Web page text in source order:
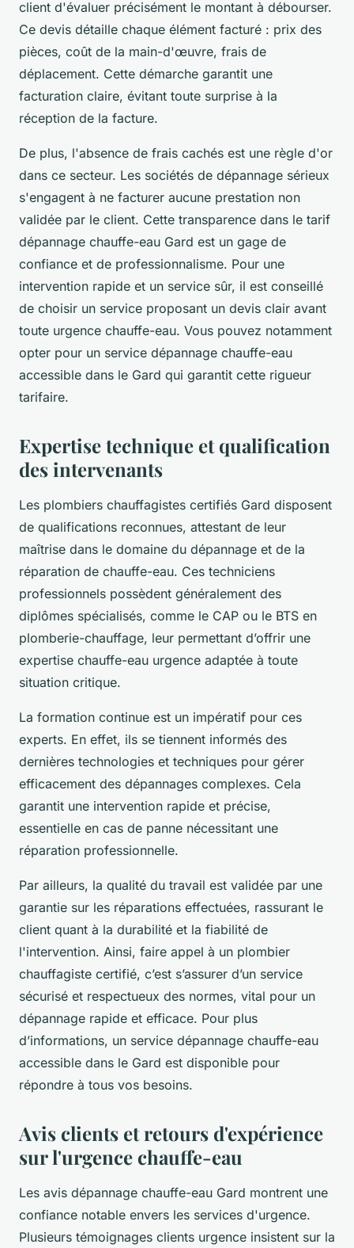
client d'évaluer précisément le montant à débourser.
Ce devis détaille chaque élément facturé : prix des
pièces, coût de la main-d'œuvre, frais de
déplacement. Cette démarche garantit une
facturation claire, évitant toute surprise à la
réception de la facture.
De plus, l'absence de frais cachés est une règle d'or
dans ce secteur. Les sociétés de dépannage sérieux
s'engagent à ne facturer aucune prestation non
validée par le client. Cette transparence dans le tarif
dépannage chauffe-eau Gard est un gage de
confiance et de professionnalisme. Pour une
intervention rapide et un service sûr, il est conseillé
de choisir un service proposant un devis clair avant
toute urgence chauffe-eau. Vous pouvez notamment
opter pour un service dépannage chauffe-eau
accessible dans le Gard qui garantit cette rigueur
tarifaire.
Expertise technique et qualification
des intervenants
Les plombiers chauffagistes certifiés Gard disposent
de qualifications reconnues, attestant de leur
maîtrise dans le domaine du dépannage et de la
réparation de chauffe-eau. Ces techniciens
professionnels possèdent généralement des
diplômes spécialisés, comme le CAP ou le BTS en
plomberie-chauffage, leur permettant d’offrir une
expertise chauffe-eau urgence adaptée à toute
situation critique.
La formation continue est un impératif pour ces
experts. En effet, ils se tiennent informés des
dernières technologies et techniques pour gérer
efficacement des dépannages complexes. Cela
garantit une intervention rapide et précise,
essentielle en cas de panne nécessitant une
réparation professionnelle.
Par ailleurs, la qualité du travail est validée par une
garantie sur les réparations effectuées, rassurant le
client quant à la durabilité et la fiabilité de
l'intervention. Ainsi, faire appel à un plombier
chauffagiste certifié, c’est s’assurer d’un service
sécurisé et respectueux des normes, vital pour un
dépannage rapide et efficace. Pour plus
d’informations, un service dépannage chauffe-eau
accessible dans le Gard est disponible pour
répondre à tous vos besoins.
Avis clients et retours d'expérience
sur l'urgence chauffe-eau
Les avis dépannage chauffe-eau Gard montrent une
confiance notable envers les services d'urgence.
Plusieurs témoignages clients urgence insistent sur la